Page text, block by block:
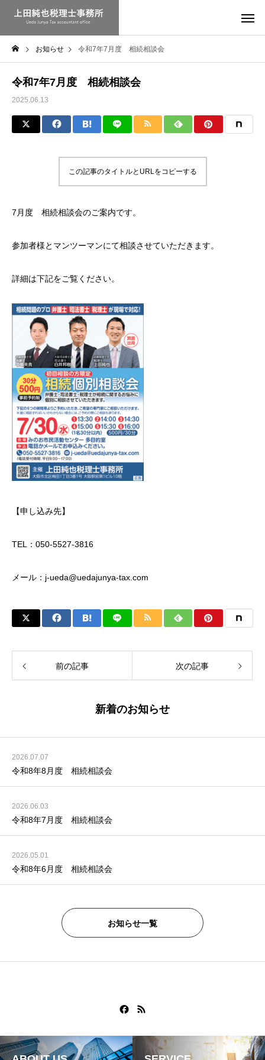
お知らせ 令和7年7月度 相続相談会
令和7年7月度 相続相談会
2025.06.13
この記事のタイトルとURLをコピーする
7月度 相続相談会のご案内です。
参加者様とマンツーマンにて相談させていただきます。
詳細は下記をご覧ください。
【申し込み先】
TEL：050-5527-3816
メール：j-ueda@uedajunya-tax.com
前の記事 次の記事
新着のお知らせ
2026.07.07
令和8年8月度 相続相談会
2026.06.03
令和8年7月度 相続相談会
2026.05.01
令和8年6月度 相続相談会
お知らせ一覧